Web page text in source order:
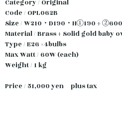
Category / Original
Code / OPL062B
Size / W210・D190・H①190 +
Material / Brass + Solid gold baby
Type / E26 ×4bulbs
Max Watt / 60W (each)
Weight / 1 kg
Price / 51,000 yen plus tax